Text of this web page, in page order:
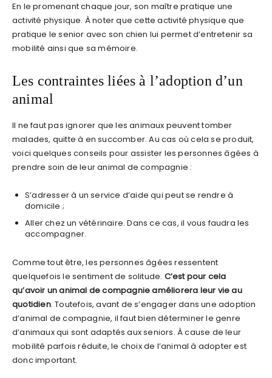
En le promenant chaque jour, son maître pratique une
activité physique. À noter que cette activité physique que
pratique le senior avec son chien lui permet d’entretenir sa
mobilité ainsi que sa mémoire.
Les contraintes liées à l’adoption d’un
animal
Il ne faut pas ignorer que les animaux peuvent tomber
malades, quitte à en succomber. Au cas où cela se produit,
voici quelques conseils pour assister les personnes âgées à
prendre soin de leur animal de compagnie :
S’adresser à un service d’aide qui peut se rendre à
domicile ;
Aller chez un vétérinaire. Dans ce cas, il vous faudra les
accompagner.
Comme tout être, les personnes âgées ressentent
quelquefois le sentiment de solitude. C’est pour cela
qu’avoir un animal de compagnie améliorera leur vie au
quotidien. Toutefois, avant de s’engager dans une adoption
d’animal de compagnie, il faut bien déterminer le genre
d’animaux qui sont adaptés aux seniors. À cause de leur
mobilité parfois réduite, le choix de l’animal à adopter est
donc important.